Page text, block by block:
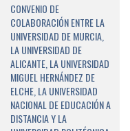
CONVENIO DE
COLABORACIÓN ENTRE LA
UNIVERSIDAD DE MURCIA,
LA UNIVERSIDAD DE
ALICANTE, LA UNIVERSIDAD
MIGUEL HERNÁNDEZ DE
ELCHE, LA UNIVERSIDAD
NACIONAL DE EDUCACIÓN A
DISTANCIA Y LA